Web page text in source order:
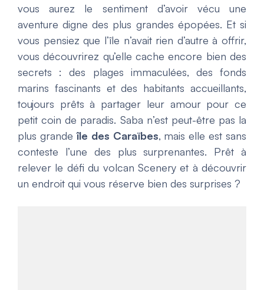
vous aurez le sentiment d’avoir vécu une
aventure digne des plus grandes épopées. Et si
vous pensiez que l’île n’avait rien d’autre à offrir,
vous découvrirez qu’elle cache encore bien des
secrets : des plages immaculées, des fonds
marins fascinants et des habitants accueillants,
toujours prêts à partager leur amour pour ce
petit coin de paradis. Saba n’est peut-être pas la
plus grande île des Caraïbes, mais elle est sans
conteste l’une des plus surprenantes. Prêt à
relever le défi du volcan Scenery et à découvrir
un endroit qui vous réserve bien des surprises ?